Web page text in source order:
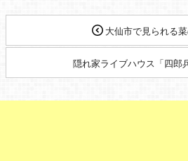
大仙市で見られる
隠れ家ライブハウス「四郎